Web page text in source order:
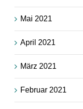
Mai 2021
April 2021
März 2021
Februar 2021